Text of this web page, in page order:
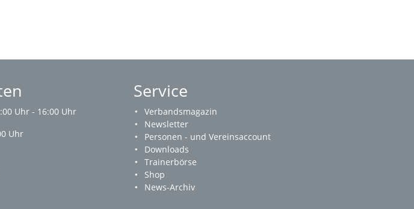
Uhr - 16:00 Uhr
Uhr
Service
Verbandsmagazin
Newsletter
Personen - und Vereinsaccount
Downloads
Trainerbörse
Shop
News-Archiv